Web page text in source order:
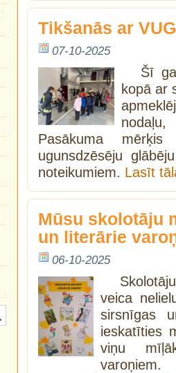
Tikšanās ar
07-10-2025
Šī
kopā ar
Pasākuma
ugunsdzēsēju
noteikumiem. Lasīt
Mūsu skolotāju
un literārie
06-10-2025
veica
sirsnīgas
ieskatīties
viņu
varoņiem.